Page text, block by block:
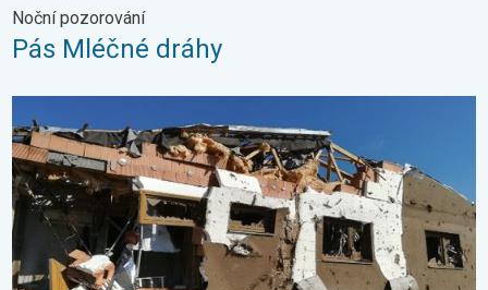
Noční pozorování
Pás Mléčné dráhy